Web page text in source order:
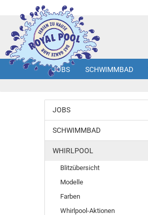
JOBS SCHWIMMBAD
JOBS
SCHWIMMBAD
WHIRLPOOL
Blitzübersicht
Modelle
Farben
Whirlpool-Aktionen